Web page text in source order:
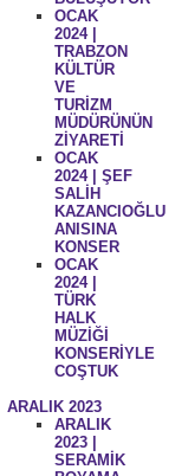
OCAK
2024 |
TRABZON
KÜLTÜR
VE
TURİZM
MÜDÜRÜNÜN
ZİYARETİ
OCAK
2024 | ŞEF
SALİH
KAZANCIOĞLU
ANISINA
KONSER
OCAK
2024 |
TÜRK
HALK
MÜZİĞİ
KONSERİYLE
COŞTUK
ARALIK 2023
ARALIK
2023 |
SERAMİK